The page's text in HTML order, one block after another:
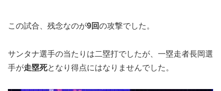
この試合、残念なのが9回の攻撃でした。
サンタナ選手の当たりは二塁打でしたが、一塁走者長岡選
手が走塁死となり得点にはなりませんでした。